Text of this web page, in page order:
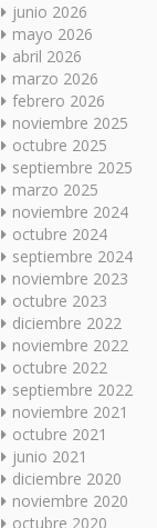
junio 2026
mayo 2026
abril 2026
marzo 2026
febrero 2026
noviembre 2025
octubre 2025
septiembre 2025
marzo 2025
noviembre 2024
octubre 2024
septiembre 2024
noviembre 2023
octubre 2023
diciembre 2022
noviembre 2022
octubre 2022
septiembre 2022
noviembre 2021
octubre 2021
junio 2021
diciembre 2020
noviembre 2020
octubre 2020